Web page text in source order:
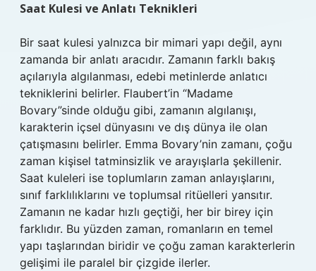
Saat Kulesi ve Anlatı Teknikleri
Bir saat kulesi yalnızca bir mimari yapı değil, aynı
zamanda bir anlatı aracıdır. Zamanın farklı bakış
açılarıyla algılanması, edebi metinlerde anlatıcı
tekniklerini belirler. Flaubert’in “Madame
Bovary”sinde olduğu gibi, zamanın algılanışı,
karakterin içsel dünyasını ve dış dünya ile olan
çatışmasını belirler. Emma Bovary’nin zamanı, çoğu
zaman kişisel tatminsizlik ve arayışlarla şekillenir.
Saat kuleleri ise toplumların zaman anlayışlarını,
sınıf farklılıklarını ve toplumsal ritüelleri yansıtır.
Zamanın ne kadar hızlı geçtiği, her bir birey için
farklıdır. Bu yüzden zaman, romanların en temel
yapı taşlarından biridir ve çoğu zaman karakterlerin
gelişimi ile paralel bir çizgide ilerler.